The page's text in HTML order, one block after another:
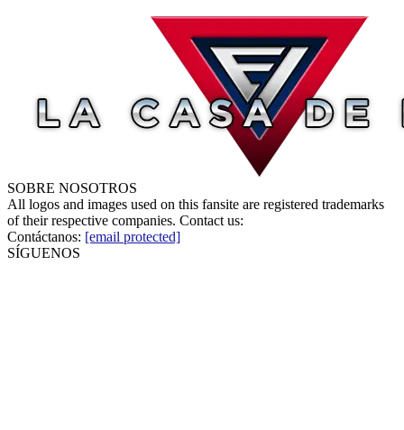
SOBRE NOSOTROS
All logos and images used on this fansite are registered trademarks
of their respective companies. Contact us:
Contáctanos: [email protected]
SÍGUENOS